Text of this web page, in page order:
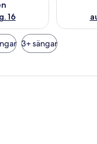
16
3+ sängar
Ett sovrum